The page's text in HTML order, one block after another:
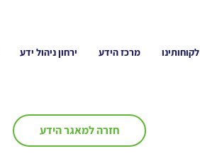
לקוחותינו מרכז הידע ירחון ניהול ידע
חזרה למאגר הידע